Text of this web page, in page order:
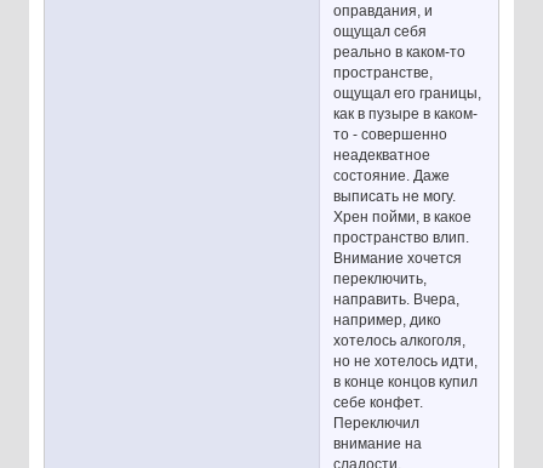
оправдания, и
ощущал себя
реально в каком-то
пространстве,
ощущал его границы,
как в пузыре в каком-
то - совершенно
неадекватное
состояние. Даже
выписать не могу.
Хрен пойми, в какое
пространство влип.
Внимание хочется
переключить,
направить. Вчера,
например, дико
хотелось алкоголя,
но не хотелось идти,
в конце концов купил
себе конфет.
Переключил
внимание на
сладости.